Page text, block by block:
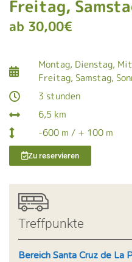
Freitag,
ab 30,00€
Montag, Dienstag,
Freitag, Samstag,
3 stunden
6,5 km
-600 m / + 100 m
Zu reservieren
Treffpunkte
Bereich Santa Cruz de La